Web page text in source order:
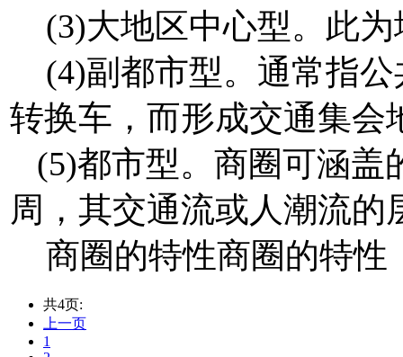
(3)大地区中心型。此为
(4)副都市型。通常指公
转换车，而形成交通集会
(5)都市型。商圈可涵盖
周，其交通流或人潮流
商圈的特性商圈的特性
共4页:
上一页
1